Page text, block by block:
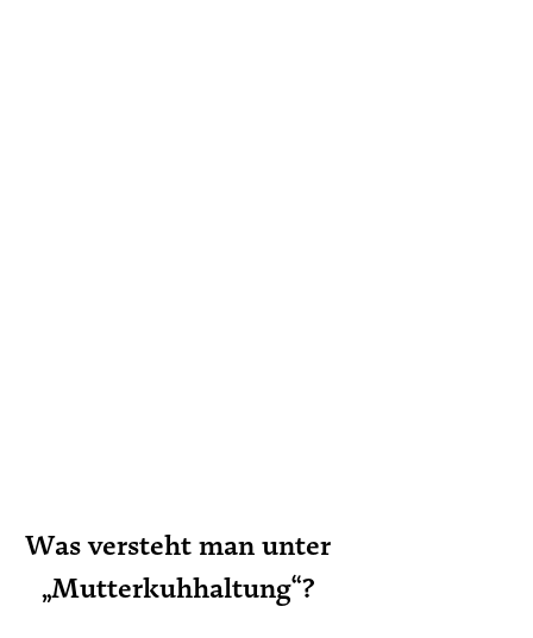
Was versteht man unter
„Mutterkuhhaltung“?